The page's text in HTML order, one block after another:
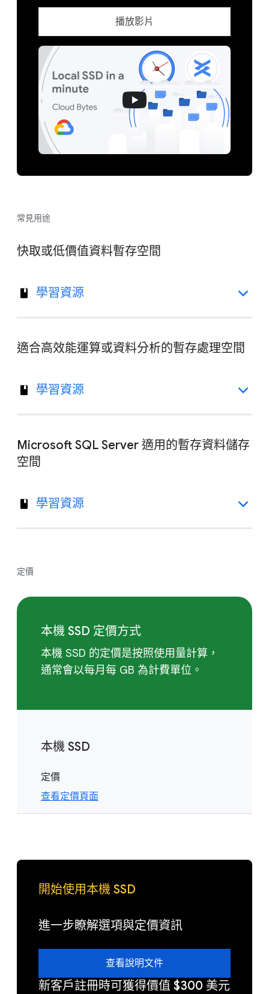
播放影片
常見用途
快取或低價值資料暫存空間
學習資源
適合高效能運算或資料分析的暫存處理空間
學習資源
Microsoft SQL Server 適用的暫存資料儲存
空間
學習資源
定價
本機 SSD 定價方式
本機 SSD 的定價是按照使用量計算，
通常會以每月每 GB 為計費單位。
本機 SSD
定價
查看定價頁面
開始使用本機 SSD
進一步瞭解選項與定價資訊
查看說明文件
新客戶註冊時可獲得價值 $300 美元